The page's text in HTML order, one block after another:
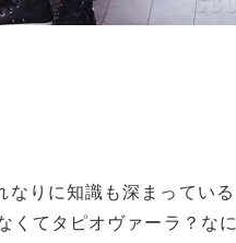
なりに知識も深まっている
くてタピオヴァーラ？なに